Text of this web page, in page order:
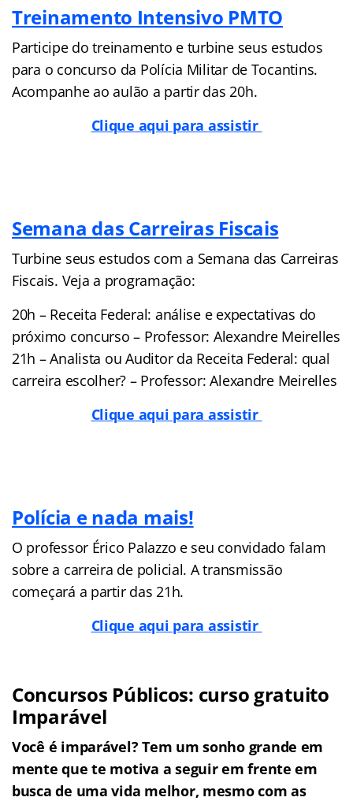
Treinamento Intensivo PMTO
Participe do treinamento e turbine seus estudos
para o concurso da Polícia Militar de Tocantins.
Acompanhe ao aulão a partir das 20h.
Clique aqui para assistir
Semana das Carreiras Fiscais
Turbine seus estudos com a Semana das Carreiras
Fiscais. Veja a programação:
20h – Receita Federal: análise e expectativas do
próximo concurso – Professor: Alexandre Meirelles
21h – Analista ou Auditor da Receita Federal: qual
carreira escolher? – Professor: Alexandre Meirelles
Clique aqui para assistir
Polícia e nada mais!
O professor Érico Palazzo e seu convidado falam
sobre a carreira de policial. A transmissão
começará a partir das 21h.
Clique aqui para assistir
Concursos Públicos: curso gratuito
Imparável
Você é imparável? Tem um sonho grande em
mente que te motiva a seguir em frente em
busca de uma vida melhor, mesmo com as